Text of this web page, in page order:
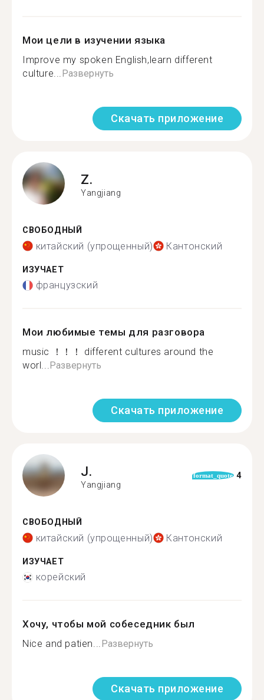
Мои цели в изучении языка
Improve my spoken English,learn different
culture...Развернуть
Скачать приложение
Z.
Yangjiang
СВОБОДНЫЙ
китайский (упрощенный) Кантонский
ИЗУЧАЕТ
французский
Мои любимые темы для разговора
music ！！！ different cultures around the
worl...Развернуть
Скачать приложение
J.
Yangjiang
format_quote 4
СВОБОДНЫЙ
китайский (упрощенный) Кантонский
ИЗУЧАЕТ
корейский
Хочу, чтобы мой собеседник был
Nice and patien...Развернуть
Скачать приложение